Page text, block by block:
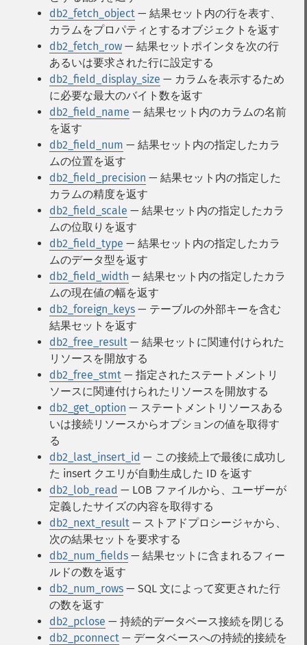
db2_fetch_object — 結果セット内の行を表す、
カラムをプロパティとするオブジェクトを返す
db2_fetch_row — 結果セットポインタを次の行
あるいは要求された行に設定する
db2_field_display_size — カラムを表示するため
に必要な最大のバイト数を返す
db2_field_name — 結果セット内のカラムの名前
を返す
db2_field_num — 結果セット内の指定したカラ
ムの位置を返す
db2_field_precision — 結果セット内の指定した
カラムの精度を返す
db2_field_scale — 結果セット内の指定したカラ
ムの位取りを返す
db2_field_type — 結果セット内の指定したカラ
ムのデータ型を返す
db2_field_width — 結果セット内の指定したカラ
ムの現在値の幅を返す
db2_foreign_keys — テーブルの外部キーを含む
結果セットを返す
db2_free_result — 結果セットに関連付けられた
リソースを開放する
db2_free_stmt — 指定されたステートメントリ
ソースに関連付けられたリソースを開放する
db2_get_option — ステートメントリソースある
いは接続リソースからオプションの値を取得す
る
db2_last_insert_id — この接続上で最後に成功し
た insert クエリが自動生成した ID を返す
db2_lob_read — LOB ファイルから、ユーザーが
定義したサイズの内容を取得する
db2_next_result — ストアドプロシージャから、
次の結果セットを要求する
db2_num_fields — 結果セットに含まれるフィー
ルドの数を返す
db2_num_rows — SQL 文によって変更された行
の数を返す
db2_pclose — 持続的データベース接続を閉じる
db2_pconnect — データベースへの持続的接続を